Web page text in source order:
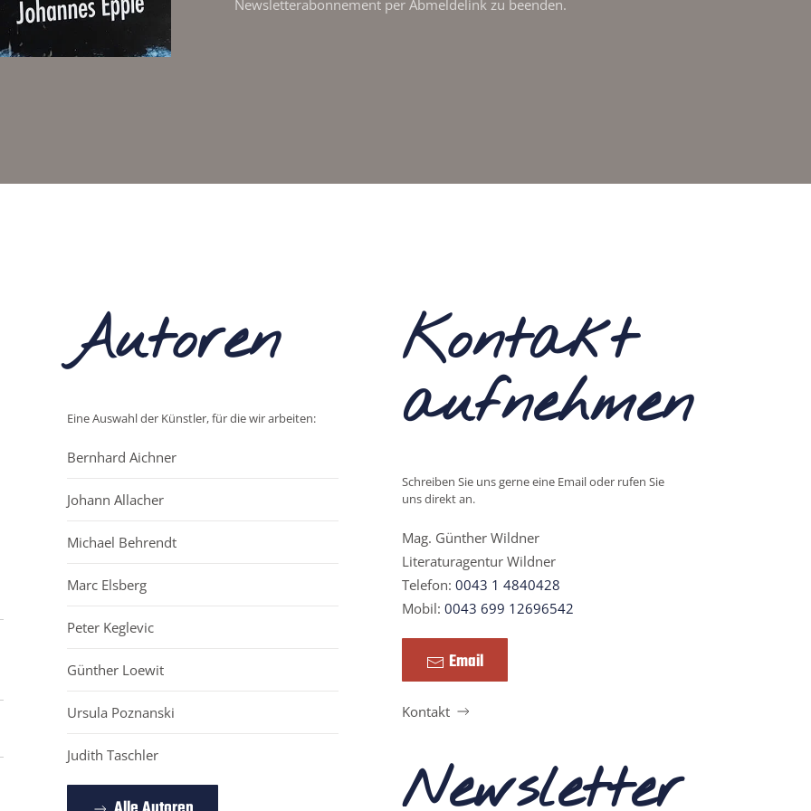
Newsletterabonnement per Abmeldelink zu beenden.
Autoren
Eine Auswahl der Künstler, für die wir arbeiten:
Bernhard Aichner
Johann Allacher
Michael Behrendt
Marc Elsberg
Peter Keglevic
Günther Loewit
Ursula Poznanski
Judith Taschler
Kontakt
aufnehmen
Schreiben Sie uns gerne eine Email oder rufen Sie
uns direkt an.
Mag. Günther Wildner
Literaturagentur Wildner
Telefon: 0043 1 4840428
Mobil: 0043 699 12696542
Email
Kontakt
Newsletter